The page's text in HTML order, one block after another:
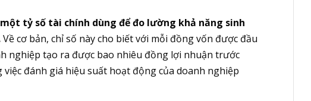
tỷ số tài chính dùng để đo lường khả năng sinh
Về cơ bản, chỉ số này cho biết với mỗi đồng vốn được đầu
nghiệp tạo ra được bao nhiêu đồng lợi nhuận trước
đánh giá hiệu suất hoạt động của doanh nghiệp